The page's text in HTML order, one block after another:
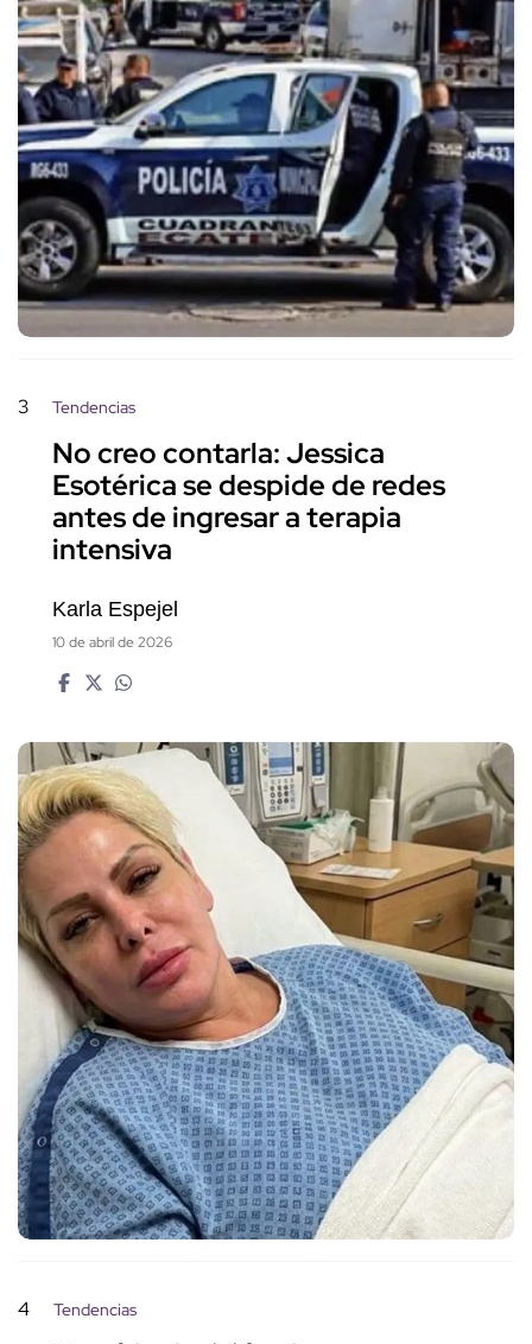
3 Tendencias
No creo contarla: Jessica
Esotérica se despide de redes
antes de ingresar a terapia
intensiva
Karla Espejel
10 de abril de 2026
4 Tendencias